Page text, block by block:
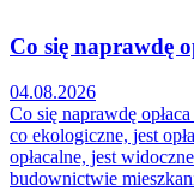
Co się naprawdę
04.08.2026
Co się naprawdę
co ekologiczne, jest
opłacalne, jest
budownictwie